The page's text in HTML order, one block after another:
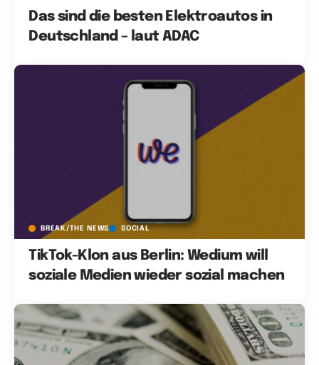
Das sind die besten Elektroautos in
Deutschland – laut ADAC
BREAK/THE NEWS SOCIAL
TikTok-Klon aus Berlin: Wedium will
soziale Medien wieder sozial machen